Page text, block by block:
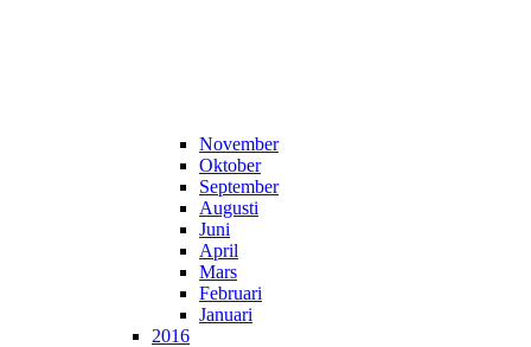
November
Oktober
September
Augusti
Juni
April
Mars
Februari
Januari
2016